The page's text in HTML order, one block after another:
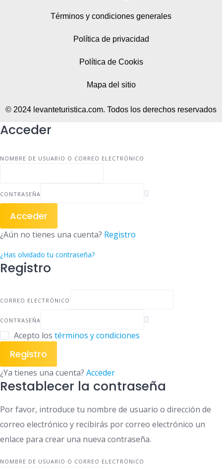
Términos y condiciones generales
Política de privacidad
Política de Cookis
Mapa del sitio
© 2024 levanteturistica.com. Todos los derechos reservados
Acceder
NOMBRE DE USUARIO O CORREO ELECTRÓNICO
CONTRASEÑA
Acceder
¿Aún no tienes una cuenta? Registro
¿Has olvidado tu contraseña?
Registro
CORREO ELECTRÓNICO
CONTRASEÑA
Acepto los términos y condiciones
Registro
¿Ya tienes una cuenta? Acceder
Restablecer la contraseña
Por favor, introduce tu nombre de usuario o dirección de
correo electrónico y recibirás por correo electrónico un
enlace para crear una nueva contraseña.
NOMBRE DE USUARIO O CORREO ELECTRÓNICO